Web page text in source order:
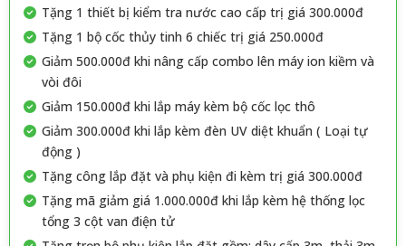
Tặng 1 thiết bị kiểm tra nước cao cấp trị giá 300.000đ
Tặng 1 bộ cốc thủy tinh 6 chiếc trị giá 250.000đ
Giảm 500.000đ khi nâng cấp combo lên máy ion kiềm và
vòi đôi
Giảm 150.000đ khi lắp máy kèm bộ cốc lọc thô
Giảm 300.000đ khi lắp kèm đèn UV diệt khuẩn ( Loại tự
động )
Tặng công lắp đặt và phụ kiện đi kèm trị giá 300.000đ
Tặng mã giảm giá 1.000.000đ khi lắp kèm hệ thống lọc
tổng 3 cột van điện tử